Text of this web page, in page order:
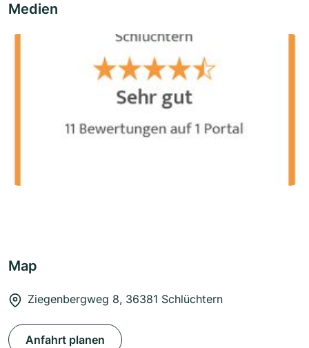
Medien
Map
Ziegenbergweg 8, 36381 Schlüchtern
Anfahrt planen